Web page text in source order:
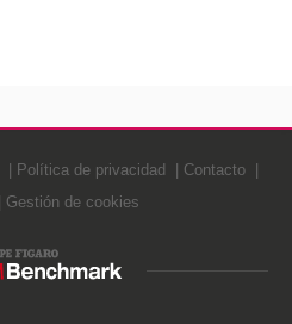
Política de privacidad
Contacto
Gestión de cookies